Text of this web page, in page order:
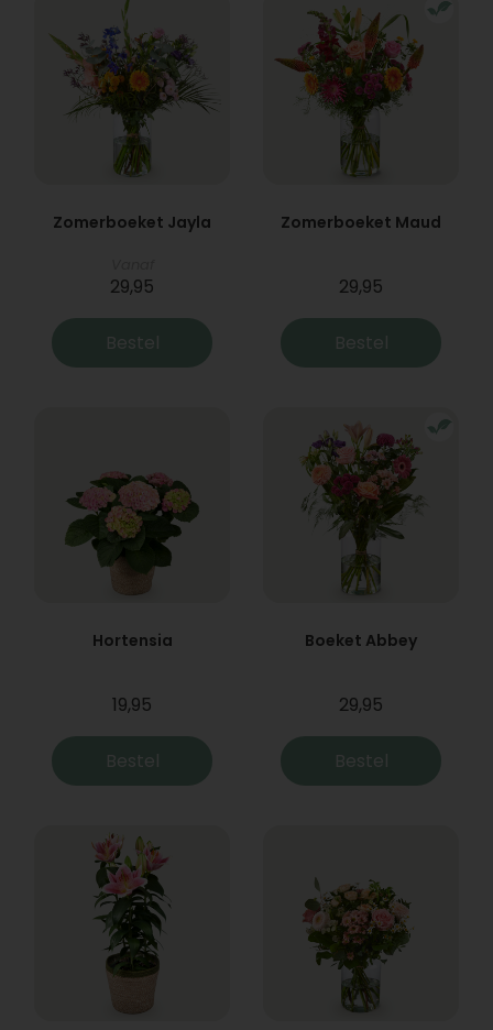
Zomerboeket Jayla
29,95
Bestel
Zomerboeket Maud
29,95
Bestel
Hortensia
19,95
Bestel
Boeket Abbey
29,95
Bestel